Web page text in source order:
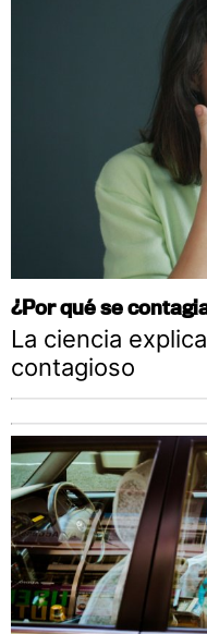
¿Por qué se
La ciencia
contagioso